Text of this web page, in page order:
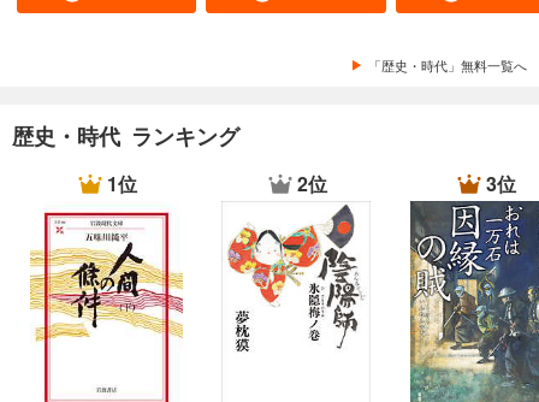
「歴史・時代」無料一覧へ
歴史・時代 ランキング
1位 2位 3位